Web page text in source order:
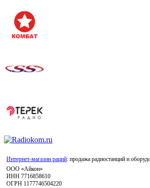
Интернет-магазин раций: продажа радиостанций и
ООО «Айкон»
ИНН 7716858610
ОГРН 1177746504220